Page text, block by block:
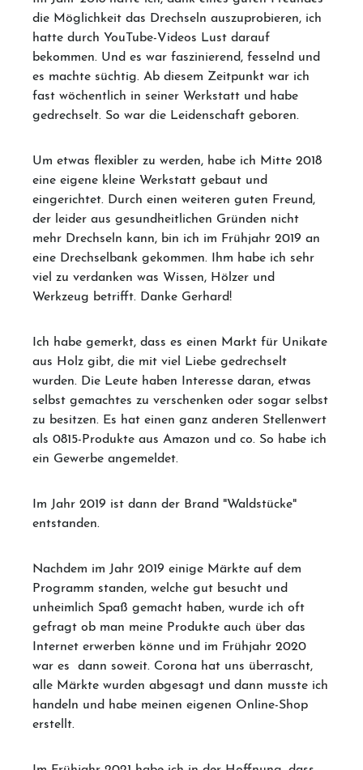
die Möglichkeit das Drechseln auszuprobieren, ich
hatte durch YouTube-Videos Lust darauf
bekommen. Und es war faszinierend, fesselnd und
es machte süchtig. Ab diesem Zeitpunkt war ich
fast wöchentlich in seiner Werkstatt und habe
gedrechselt. So war die Leidenschaft geboren.
Um etwas flexibler zu werden, habe ich Mitte 2018
eine eigene kleine Werkstatt gebaut und
eingerichtet. Durch einen weiteren guten Freund,
der leider aus gesundheitlichen Gründen nicht
mehr Drechseln kann, bin ich im Frühjahr 2019 an
eine Drechselbank gekommen. Ihm habe ich sehr
viel zu verdanken was Wissen, Hölzer und
Werkzeug betrifft. Danke Gerhard!
Ich habe gemerkt, dass es einen Markt für Unikate
aus Holz gibt, die mit viel Liebe gedrechselt
wurden. Die Leute haben Interesse daran, etwas
selbst gemachtes zu verschenken oder sogar selbst
zu besitzen. Es hat einen ganz anderen Stellenwert
als 0815-Produkte aus Amazon und co. So habe ich
ein Gewerbe angemeldet.
Im Jahr 2019 ist dann der Brand "Waldstücke"
entstanden.
Nachdem im Jahr 2019 einige Märkte auf dem
Programm standen, welche gut besucht und
unheimlich Spaß gemacht haben, wurde ich oft
gefragt ob man meine Produkte auch über das
Internet erwerben könne und im Frühjahr 2020
war es dann soweit. Corona hat uns überrascht,
alle Märkte wurden abgesagt und dann musste ich
handeln und habe meinen eigenen Online-Shop
erstellt.